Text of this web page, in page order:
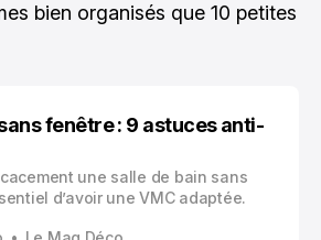
bien organisés que 10 petites
fenêtre : 9 astuces anti-
une salle de bain sans
d’avoir une VMC adaptée.